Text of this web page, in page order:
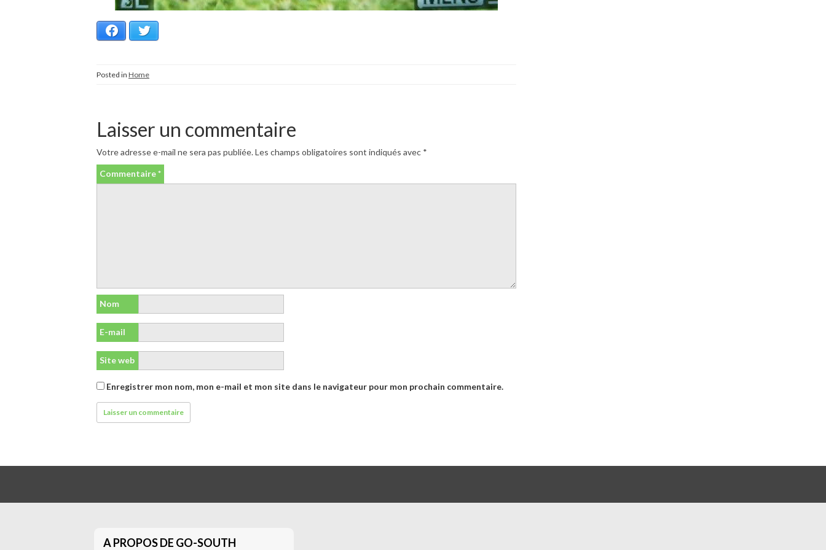
Facebook
Posted in Home
Laisser un commentaire
Votre adresse e-mail ne sera pas publiée.Les champs obligatoires sont indiqués avec *
Commentaire*
Nom
E-mail
Site web
Enregistrer mon nom, mon e-mail et mon site dans le navigateur pour mon prochain commentaire.
A PROPOS DE GO-SOUTH